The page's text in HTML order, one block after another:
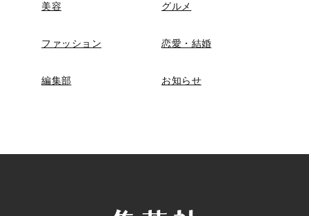
美容 グルメ
ファッション 恋愛・結婚
編集部 お知らせ